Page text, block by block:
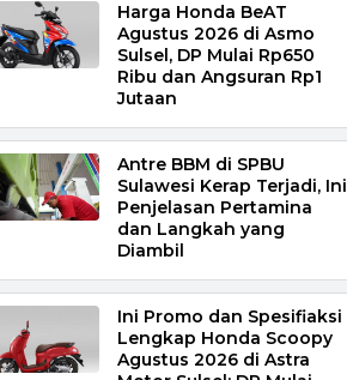
Harga Honda BeAT
Agustus 2026 di Asmo
Sulsel, DP Mulai Rp650
Ribu dan Angsuran Rp1
Jutaan
Antre BBM di SPBU
Sulawesi Kerap Terjadi, Ini
Penjelasan Pertamina
dan Langkah yang
Diambil
Ini Promo dan Spesifiaksi
Lengkap Honda Scoopy
Agustus 2026 di Astra